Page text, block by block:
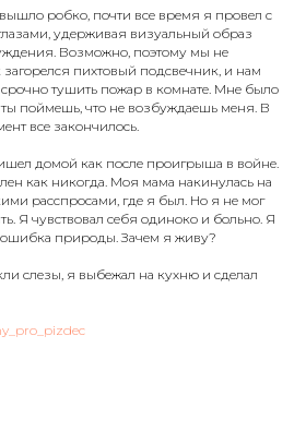
робко, почти все время я провел с
удерживая визуальный образ
Возможно, поэтому мы не
загорелся пихтовый подсвечник, и нам
тушить пожар в комнате. Мне было
ты поймешь, что не возбуждаешь меня. В
все закончилось.
домой как после проигрыша в войне.
как никогда. Моя мама накинулась на
расспросами, где я был. Но я не мог
Я чувствовал себя одиноко и больно. Я
природы. Зачем я живу?
слезы, я выбежал на кухню и сделал